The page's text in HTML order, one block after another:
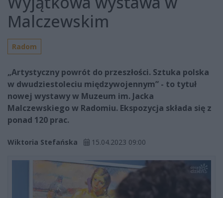
Malczewskim
Radom
„Artystyczny powrót do przeszłości. Sztuka polska
w dwudziestoleciu międzywojennym” - to tytuł
nowej wystawy w Muzeum im. Jacka
Malczewskiego w Radomiu. Ekspozycja składa się z
ponad 120 prac.
Wiktoria Stefańska 15.04.2023 09:00